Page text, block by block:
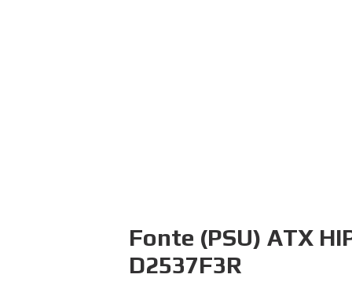
Fonte (PSU) ATX
D2537F3R